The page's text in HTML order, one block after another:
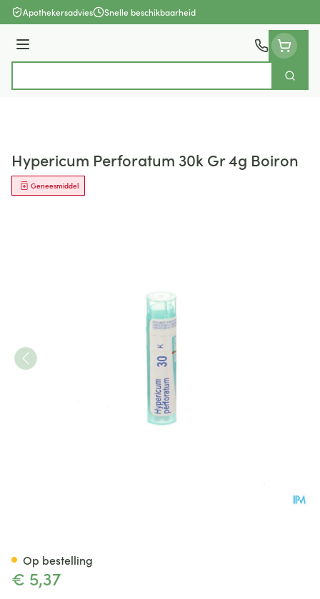
Ga naar de inhoud
Apothekersadvies Snelle beschikbaarheid
Menu
Zoek
Hypericum Perforatum 30k Gr 4g Boiron
Geneesmiddel
€ 5,37
Op bestelling